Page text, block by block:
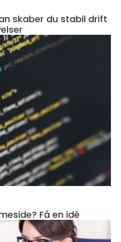
skaber du stabil drift
Få en idé